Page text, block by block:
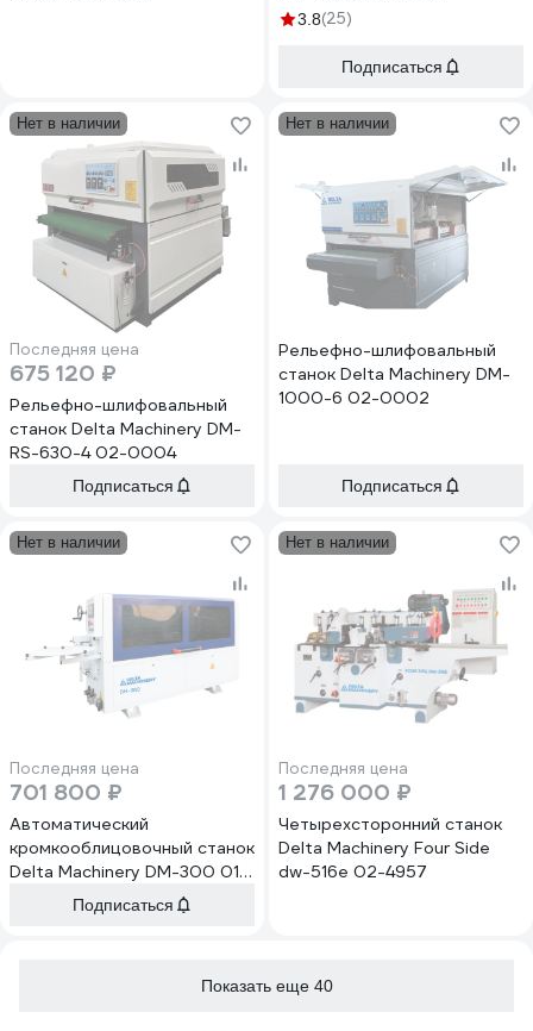
3.8(25)
Подписаться
Нет в наличии
Последняя цена
675 120 ₽
Рельефно-шлифовальный
станок Delta Machinery DM-
RS-630-4 02-0004
Подписаться
Нет в наличии
Рельефно-шлифовальный
станок Delta Machinery DM-
1000-6 02-0002
Подписаться
Нет в наличии
Последняя цена
701 800 ₽
Автоматический
кромкооблицовочный станок
Delta Machinery DM-300 01-
Подписаться
Нет в наличии
Последняя цена
1 276 000 ₽
Четырехсторонний станок
Delta Machinery Four Side
dw-516e 02-4957
Показать еще 40